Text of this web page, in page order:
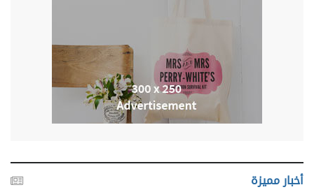
أخبار مميزة